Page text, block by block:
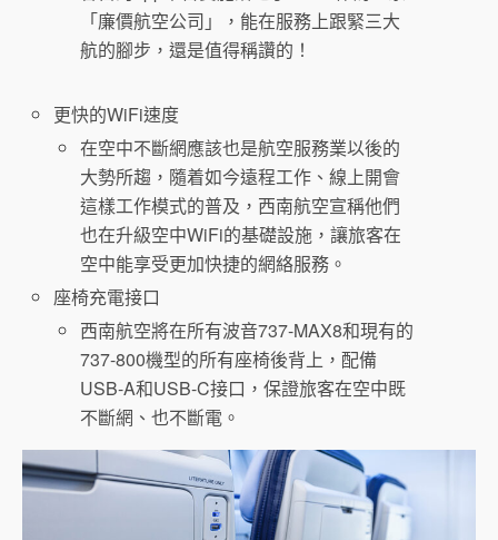
「廉價航空公司」，能在服務上跟緊三大
航的腳步，還是值得稱讚的！
更快的WiFi速度
在空中不斷網應該也是航空服務業以後的
大勢所趨，隨着如今遠程工作、線上開會
這樣工作模式的普及，西南航空宣稱他們
也在升級空中WiFi的基礎設施，讓旅客在
空中能享受更加快捷的網絡服務。
座椅充電接口
西南航空將在所有波音737-MAX8和現有的
737-800機型的所有座椅後背上，配備
USB-A和USB-C接口，保證旅客在空中既
不斷網、也不斷電。